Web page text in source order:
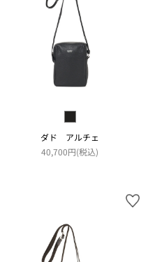
ダド アルチェ
40,700円(税込)